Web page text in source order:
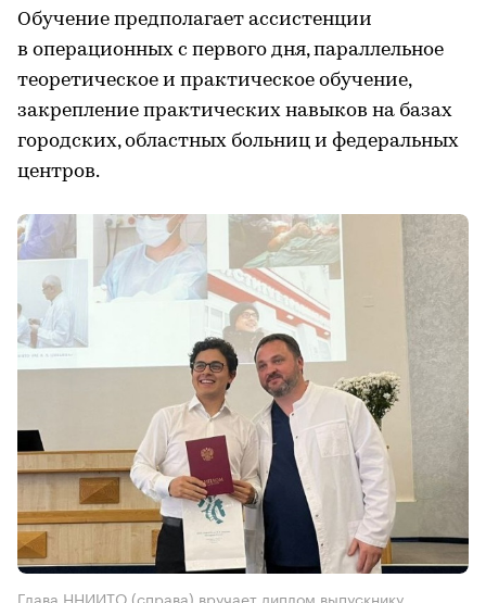
Обучение предполагает ассистенции
в операционных с первого дня, параллельное
теоретическое и практическое обучение,
закрепление практических навыков на базах
городских, областных больниц и федеральных
центров.
Глава ННИИТО (справа) вручает диплом выпускнику